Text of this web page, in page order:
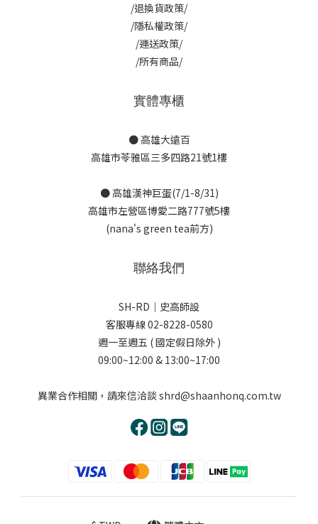
/退換貨政策/
/隱私權政策/
/運送政策/
/所有商品/
實體專櫃
● 高雄大遠百
高雄市苓雅區三多四路21號1樓
● 高雄漢神巨蛋(7/1-8/31)
高雄市左營區博愛二路777號5樓
(nana's green tea前方)
聯絡我們
SH-RD｜史高師設
客服專線 02-8228-0580
週一至週五 ( 國定假日除外 )
09:00~12:00 & 13:00~17:00
異業合作相關，請來信洽談 shrd@shaanhonq.com.tw